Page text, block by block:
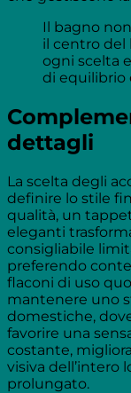
Il bagno
il centro del
ogni scelta
di equilibrio
dettagli
La scelta degli
definire lo stile
qualità, un
eleganti
consigliabile
preferendo
flaconi di uso
mantenere uno
domestiche,
favorire una
costante,
visiva dell’intero
prolungato.